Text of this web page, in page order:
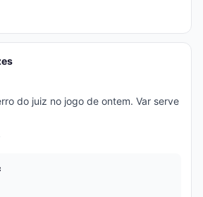
do juiz no jogo de ontem. Var serve